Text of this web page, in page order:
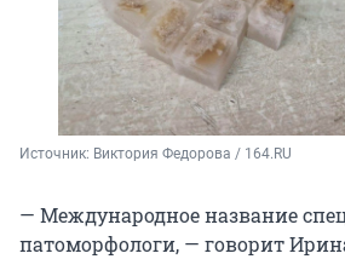
Источник: Виктория Федорова / 164.RU
— Международное название
патоморфологи, — говорит